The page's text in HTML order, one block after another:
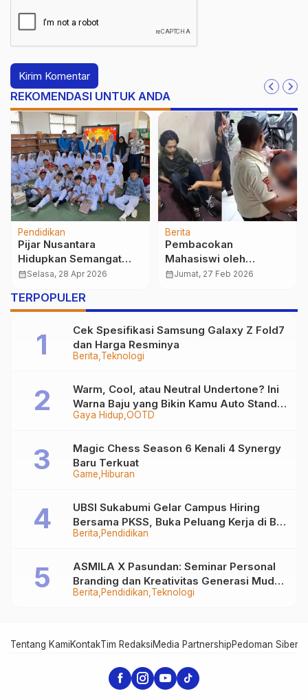
REKOMENDASI UNTUK ANDA
Pendidikan
Pijar Nusantara
Hidupkan Semangat
Nasionalisme Siswa SD
calendar_monthSelasa, 28 Apr 2026
Berita
Pembacokan
Mahasiswi oleh
Mahasiswa Dipicu
calendar_monthJumat, 27 Feb 2026
TERPOPULER
Berita Teknologi
Cek Spesifikasi Samsung Galaxy Z Fold7
dan Harga Resminya
Gaya Hidup OOTD
Warm, Cool, atau Neutral Undertone? Ini
Warna Baju yang Bikin Kamu Auto Stand
Out
Game Hiburan
Magic Chess Season 6 Kenali 4 Synergy
Baru Terkuat
Berita Pendidikan
UBSI Sukabumi Gelar Campus Hiring
Bersama PKSS, Buka Peluang Kerja di BRI
Group
Berita Pendidikan Teknologi
ASMILA X Pasundan: Seminar Personal
Branding dan Kreativitas Generasi Muda
Bersama SDKF
Tentang KamiKontakTim RedaksiMedia PartnershipPedoman Siber